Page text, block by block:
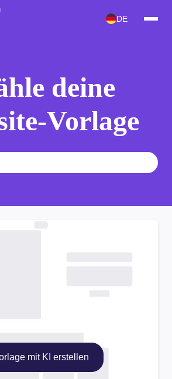
DE
deine
Vorlage
mit KI erstellen